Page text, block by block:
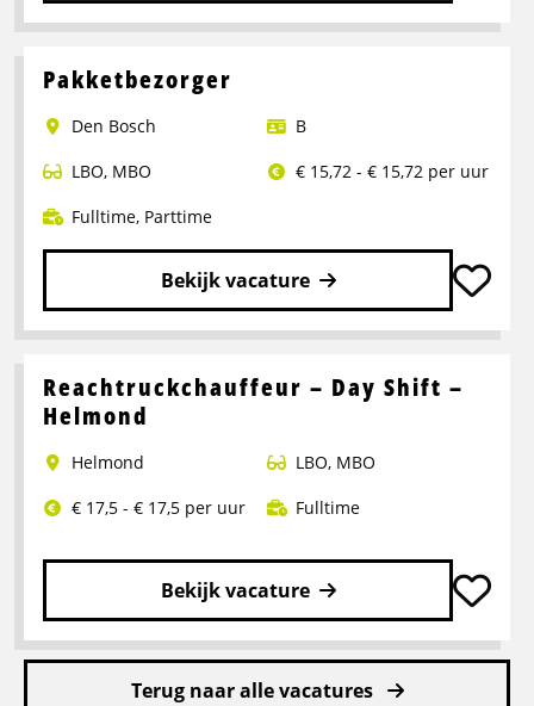
Lees
over
medewerker
Pakketbezorger
Den Bosch
B
LBO, MBO
€ 15,72 - € 15,72 per uur
Fulltime, Parttime
Bekijk vacature
Lees
over
Pakketbezorger
Reachtruckchauffeur – Day Shift –
Helmond
Helmond LBO, MBO
€ 17,5 - € 17,5 per uur
Fulltime
Bekijk vacature
Lees
meer
Terug naar alle vacatures